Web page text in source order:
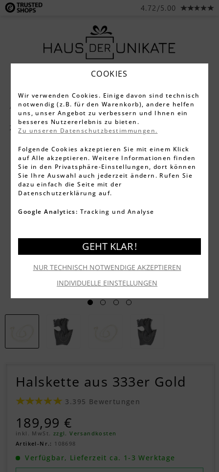
4.72/5.00
Alle Produkte Schmuck Halsketten
Zubehör
Halskette aus 333er Gold
3.395 Bewertungen
189,99 €
inkl. MwSt. zzgl. Versandkosten
Artikel-Nr.: 108698
Verfügbar, Lieferzeit ca. 1-3 Werktage
COOKIES
Wir verwenden Cookies. Einige davon sind technisch
notwendig (z.B. für den Warenkorb), andere helfen
uns, unser Angebot zu verbessern und Ihnen ein
besseres Nutzererlebnis zu bieten.
Zu unseren Datenschutzbestimmungen.
Folgende Cookies akzeptieren Sie mit einem Klick
auf Alle akzeptieren. Weitere Informationen finden
Sie in den Privatsphäre-Einstellungen, dort können
Sie Ihre Auswahl auch jederzeit ändern. Rufen Sie
dazu einfach die Seite mit der
Datenschutzerklärung auf.
Google Analytics: Tracking und Analyse
INDIVIDUELLE EINSTELLUNGEN
NUR TECHNISCH NOTWENDIGE AKZEPTIEREN
GEHT KLAR !